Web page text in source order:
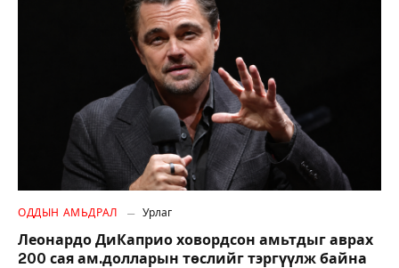
ОДДЫН АМЬДРАЛ Урлаг
Леонардо ДиКаприо ховордсон амьтдыг аврах
200 сая ам.долларын төслийг тэргүүлж байна